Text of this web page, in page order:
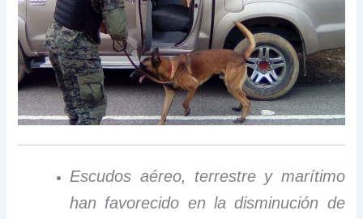
Escudos aéreo, terrestre y marítimo
han favorecido en la disminución de